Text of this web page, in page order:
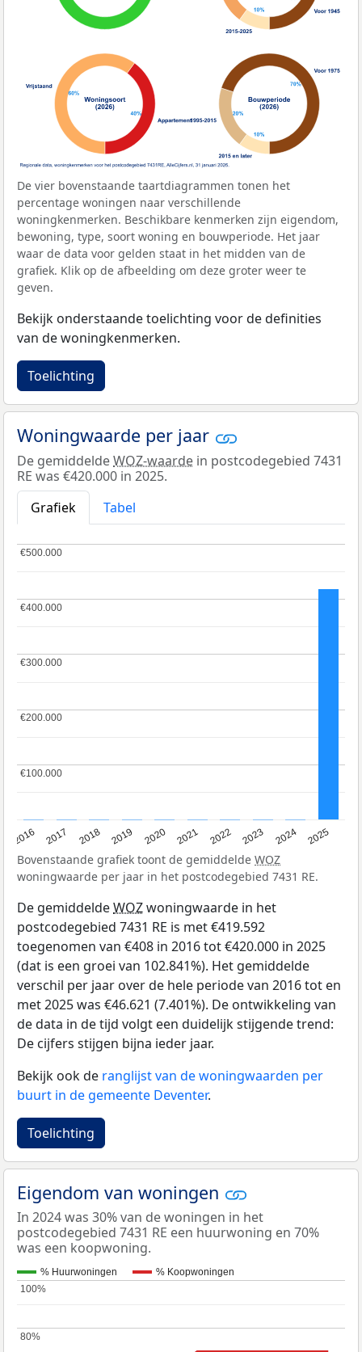
De vier bovenstaande taartdiagrammen tonen het
percentage woningen naar verschillende
woningkenmerken. Beschikbare kenmerken zijn eigendom,
bewoning, type, soort woning en bouwperiode. Het jaar
waar de data voor gelden staat in het midden van de
grafiek. Klik op de afbeelding om deze groter weer te
geven.
Bekijk onderstaande toelichting voor de definities
van de woningkenmerken.
Toelichting
Woningwaarde per jaar
De gemiddeldeWOZ-waarde in postcodegebied 7431
RE was €420.000 in 2025.
Grafiek
Tabel
2016 2017 2018 2019 2020 2021 2022 2023 2024 2025
€100.000
€100.000
€200.000
€200.000
€300.000
€300.000
€400.000
€400.000
€500.000
€500.000
Bovenstaande grafiek toont de gemiddelde WOZ
woningwaarde per jaar in het postcodegebied 7431 RE.
De gemiddeldeWOZwoningwaarde in het
postcodegebied 7431 RE is met €419.592
toegenomen van €408 in 2016 tot €420.000 in 2025
(dat is een groei van 102.841%). Het gemiddelde
verschil per jaar over de hele periode van 2016 tot en
met 2025 was €46.621 (7.401%). De ontwikkeling van
de data in de tijd volgt een duidelijk stijgende trend:
De cijfers stijgen bijna ieder jaar.
Bekijk ook de ranglijst van de woningwaarden per
buurt in de gemeente Deventer.
Toelichting
Eigendom van woningen
In 2024 was 30% van de woningen in het
postcodegebied 7431 RE een huurwoning en 70%
was een koopwoning.
% Huurwoningen % Koopwoningen
80%
80%
100%
100%